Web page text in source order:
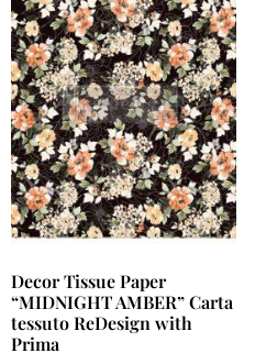
Decor Tissue Paper
“MIDNIGHT AMBER” Carta
tessuto ReDesign with
Prima